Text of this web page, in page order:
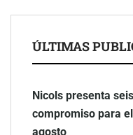
ÚLTIMAS
Nicols presenta
compromiso para
agosto